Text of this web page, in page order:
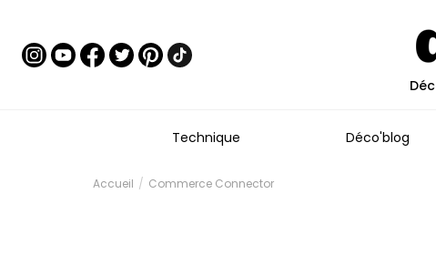
Technique Déco'blog
Accueil Commerce Connector